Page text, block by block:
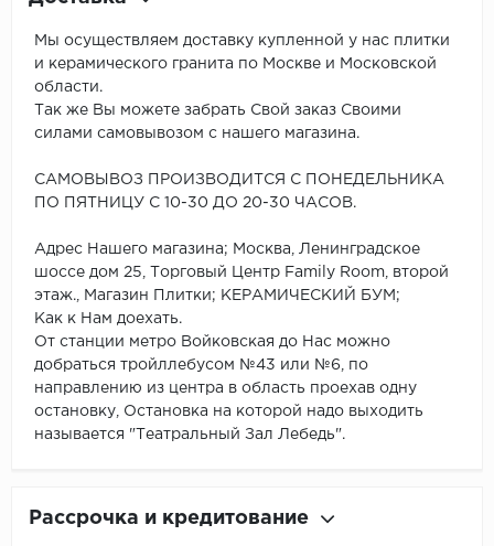
Мы осуществляем доставку купленной у нас плитки
и керамического гранита по Москве и Московской
области.
Так же Вы можете забрать Свой заказ Своими
силами самовывозом с нашего магазина.
САМОВЫВОЗ ПРОИЗВОДИТСЯ С ПОНЕДЕЛЬНИКА
ПО ПЯТНИЦУ С 10-30 ДО 20-30 ЧАСОВ.
Адрес Нашего магазина; Москва, Ленинградское
шоссе дом 25, Торговый Центр Family Room, второй
этаж., Магазин Плитки; КЕРАМИЧЕСКИЙ БУМ;
Как к Нам доехать.
От станции метро Войковская до Нас можно
добраться тройллебусом №43 или №6, по
направлению из центра в область проехав одну
остановку, Остановка на которой надо выходить
называется "Театральный Зал Лебедь".
Рассрочка и кредитование